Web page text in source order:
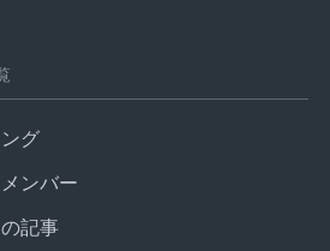
グ
ンバー
記事